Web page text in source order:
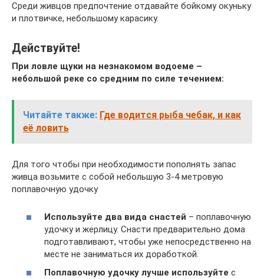
Среди живцов предпочтение отдавайте бойкому окуньку
и плотвичке, небольшому карасику.
Действуйте!
При ловле щуки на незнакомом водоеме –
небольшой реке со средним по силе течением:
Читайте также: Где водится рыба чебак, и как
её ловить
Для того чтобы при необходимости пополнять запас
живца возьмите с собой небольшую 3-4 метровую
поплавочную удочку
Используйте два вида снастей – поплавочную
удочку и жерлицу. Снасти предварительно дома
подготавливают, чтобы уже непосредственно на
месте не заниматься их доработкой.
Поплавочную удочку лучше используйте с